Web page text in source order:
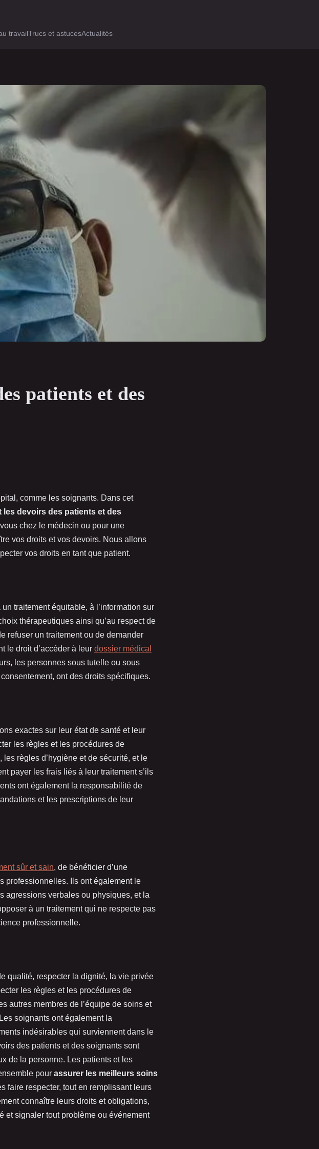
travailTrucs et astucesActualités
patients et des
comme les soignants. Dans cet
les devoirs des patients et des
chez le médecin ou pour une
vos droits et vos devoirs. Nous allons
vos droits en tant que patient.
un traitement équitable, à l’information sur
thérapeutiques ainsi qu’au respect de
refuser un traitement ou de demander
le droit d’accéder à leur dossier médical
les personnes sous tutelle ou sous
ont des droits spécifiques.
exactes sur leur état de santé et leur
les règles et les procédures de
, les règles d’hygiène et de sécurité, et le
payer les frais liés à leur traitement s’ils
ont également la responsabilité de
et les prescriptions de leur
sûr et sain, de bénéficier d’une
professionnelles. Ils ont également le
agressions verbales ou physiques, et la
à un traitement qui ne respecte pas
professionnelle.
qualité, respecter la dignité, la vie privée
les règles et les procédures de
autres membres de l’équipe de soins et
soignants ont également la
indésirables qui surviennent dans le
des patients et des soignants sont
de la personne. Les patients et les
pour assurer les meilleurs soins
faire respecter, tout en remplissant leurs
connaître leurs droits et obligations,
et signaler tout problème ou événement